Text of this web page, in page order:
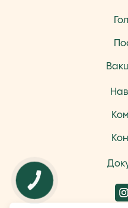
КНОПКА
ЗВ'ЯЗКУ